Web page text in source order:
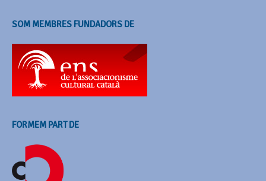
SOM MEMBRES FUNDADORS DE
FORMEM PART DE